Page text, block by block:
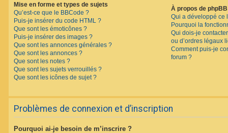
Mise en forme et types de sujets
Qu’est-ce que le BBCode ?
Puis-je insérer du code HTML ?
Que sont les émoticônes ?
Puis-je insérer des images ?
Que sont les annonces générales ?
Que sont les annonces ?
Que sont les notes ?
Que sont les sujets verrouillés ?
Que sont les icônes de sujet ?
À propos de phpBB
Qui a développé ce
Pourquoi la
Qui dois-je
ou d’ordres légaux
Comment puis-je
forum ?
Problèmes de connexion et d’inscription
Pourquoi ai-je besoin de m’inscrire ?